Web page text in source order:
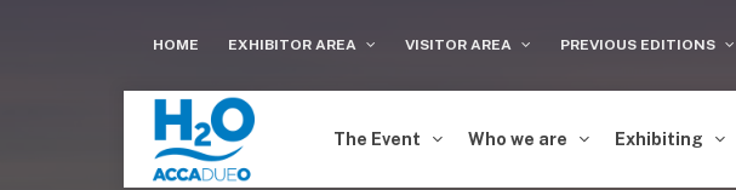
HOME EXHIBITOR AREA VISITOR AREA PREVIOUS EDITIONS
The Event Who we are Exhibiting